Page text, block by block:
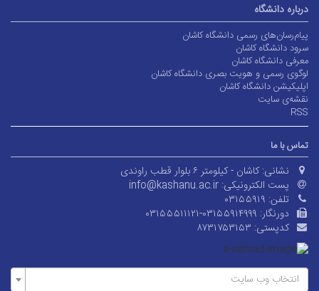
درباره دانشگاه
پیام‌رسان‌های رسمی دانشگاه کاشان
سرود دانشگاه کاشان
معرفی دانشگاه کاشان
لوگوی رسمی و هویت بصری دانشگاه کاشان
اپلیکیشن دانشگاه کاشان
نقشه‌ی سایت
RSS
تماس با ما
نشانی: کاشان - کیلومتر ۶ بلوار قطب راوندی
پست الکترونیکی: info@kashanu.ac.ir
تلفن: ۰۳۱۵۵۹۱۹
دورنگار: ۰۳۱۵۵۵۱۱۱۲۱-۰۳۱۵۵۹۱۴۹۹۹
کدپستی: ۸۷۳۱۷۵۳۱۵۳
انتخاب وب سایت